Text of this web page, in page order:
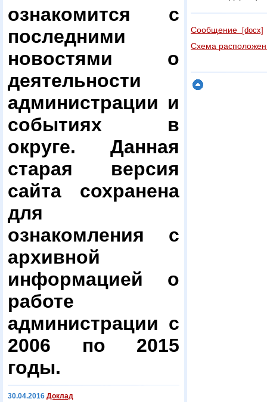
ознакомится с
последними
новостями о
деятельности
администрации и
событиях в
округе. Данная
старая версия
сайта сохранена
для
ознакомления с
архивной
информацией о
работе
администрации с
2006 по 2015
годы.
30.04.2016 Доклад
Сообщение
[docx]
Схема